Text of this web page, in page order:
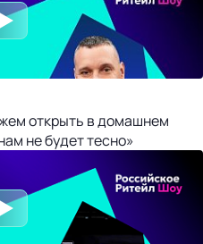
открыть в домашнем
не будет тесно»